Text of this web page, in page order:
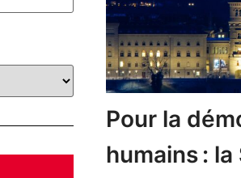
Pour la
humains :